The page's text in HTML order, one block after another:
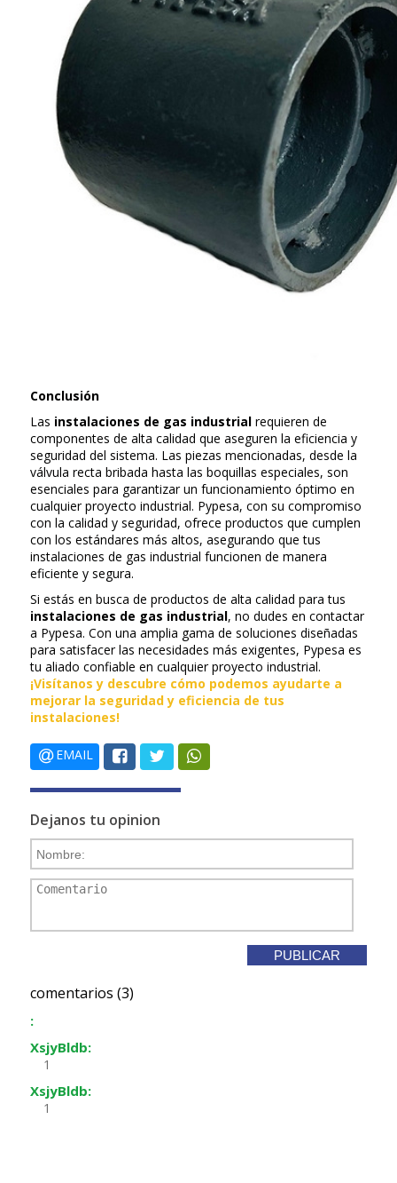
Conclusión
Las instalaciones de gas industrial requieren de
componentes de alta calidad que aseguren la eficiencia y
seguridad del sistema. Las piezas mencionadas, desde la
válvula recta bribada hasta las boquillas especiales, son
esenciales para garantizar un funcionamiento óptimo en
cualquier proyecto industrial. Pypesa, con su compromiso
con la calidad y seguridad, ofrece productos que cumplen
con los estándares más altos, asegurando que tus
instalaciones de gas industrial funcionen de manera
eficiente y segura.
Si estás en busca de productos de alta calidad para tus
instalaciones de gas industrial, no dudes en contactar
a Pypesa. Con una amplia gama de soluciones diseñadas
para satisfacer las necesidades más exigentes, Pypesa es
tu aliado confiable en cualquier proyecto industrial.
¡Visítanos y descubre cómo podemos ayudarte a
mejorar la seguridad y eficiencia de tus
instalaciones!
EMAIL
Dejanos tu opinion
comentarios (3)
:
XsjyBldb:
1
XsjyBldb:
1